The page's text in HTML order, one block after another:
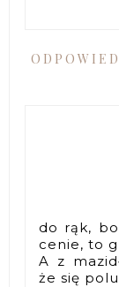
do rąk,
cenie, to
A z
że się